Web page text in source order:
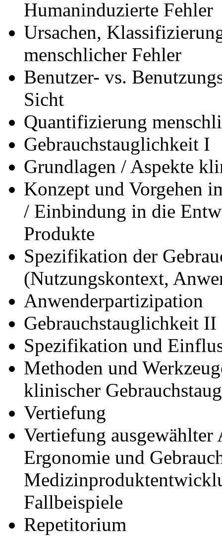
Humaninduzierte Fehler
Ursachen,
menschlicher Fehler
Benutzer- vs.
Sicht
Quantifizierung
Gebrauchstauglichkeit I
Grundlagen / Aspekte
Konzept und Vorgehen
/ Einbindung in die
Produkte
Spezifikation der
(Nutzungskontext,
Anwenderpartizipation
Gebrauchstauglichkeit II
Spezifikation und
Methoden und
klinischer
Vertiefung
Vertiefung
Ergonomie und
Fallbeispiele
Repetitorium